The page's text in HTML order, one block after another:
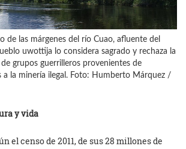
de las márgenes del río Cuao, afluente del
uwottija lo considera sagrado y rechaza la
grupos guerrilleros provenientes de
a la minería ilegal. Foto: Humberto Márquez /
y vida
el censo de 2011, de sus 28 millones de